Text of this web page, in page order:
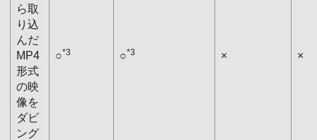
ら取
り込
んだ
MP4
形式
の映
像を
ダビ
ング
○*3 ○*3 × ×